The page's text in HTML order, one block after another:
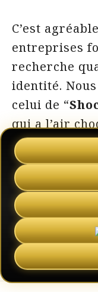
C’est
entreprises
recherche
identité.
celui de “
qui a l’air
“Bar Code”
Et vous,
préféré ?
PARJOANA PIMENTA
RESTEZ
SUIVEZ NOUS !